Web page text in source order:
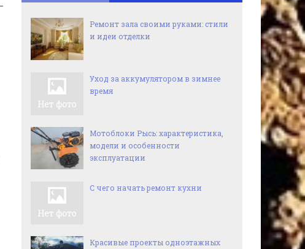
Ремонт зала своими руками: стили
и идеи отделки
Уход за аккумулятором в зимнее
время
Мотоблоки Рысь: характеристика,
модели и особенности
эксплуатации
С чего начать ремонт кухни
Красивые проекты одноэтажных